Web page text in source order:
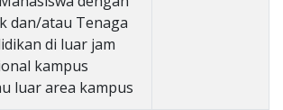
dan/atau Tenaga
di luar jam
kampus
luar area kampus